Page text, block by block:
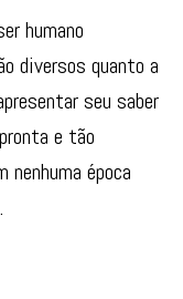
humano
diversos quanto a
seu saber
e tão
época